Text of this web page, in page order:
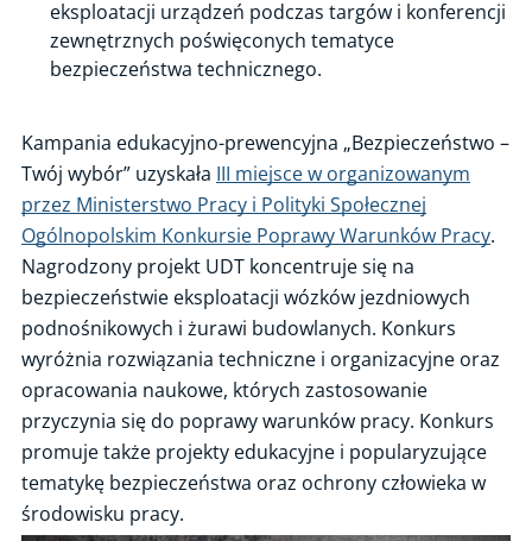
eksploatacji urządzeń podczas targów i konferencji
zewnętrznych poświęconych tematyce
bezpieczeństwa technicznego.
Kampania edukacyjno-prewencyjna „Bezpieczeństwo –
Twój wybór” uzyskała III miejsce w organizowanym
przez Ministerstwo Pracy i Polityki Społecznej
Ogólnopolskim Konkursie Poprawy Warunków Pracy.
Nagrodzony projekt UDT koncentruje się na
bezpieczeństwie eksploatacji wózków jezdniowych
podnośnikowych i żurawi budowlanych. Konkurs
wyróżnia rozwiązania techniczne i organizacyjne oraz
opracowania naukowe, których zastosowanie
przyczynia się do poprawy warunków pracy. Konkurs
promuje także projekty edukacyjne i popularyzujące
tematykę bezpieczeństwa oraz ochrony człowieka w
środowisku pracy.